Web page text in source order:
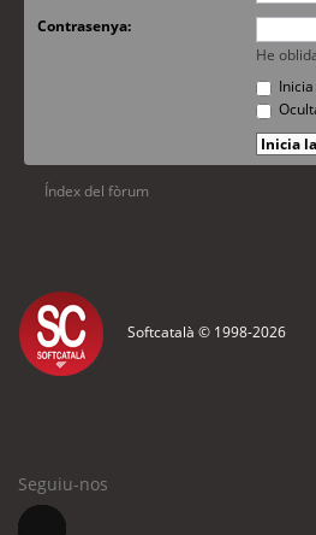
Contrasenya:
He
Índex del fòrum
Softcatalà © 1998-2026
Seguiu-nos